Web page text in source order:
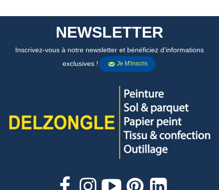
NEWSLETTER
Inscrivez-vous à notre newsletter et bénéficiez d'informations
exclusives !
Je M'inscris